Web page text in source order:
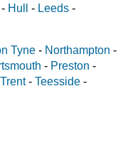
- Hull - Leeds -
Tyne - Northampton -
- Preston -
- Teesside -